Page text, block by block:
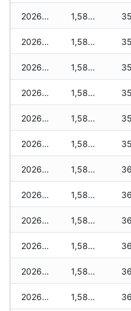
2026-06-01 1,587 zł 35
2026-05-31 1,587 zł 35
2026-05-30 1,587 zł 35
2026-05-29 1,587 zł 35
2026-05-28 1,587 zł 35
2026-05-27 1,587 zł 35
2026-05-26 1,587 zł 36
2026-05-25 1,587 zł 36
2026-05-24 1,587 zł 36
2026-05-23 1,587 zł 36
2026-05-22 1,587 zł 36
2026-05-21 1,587 zł 36